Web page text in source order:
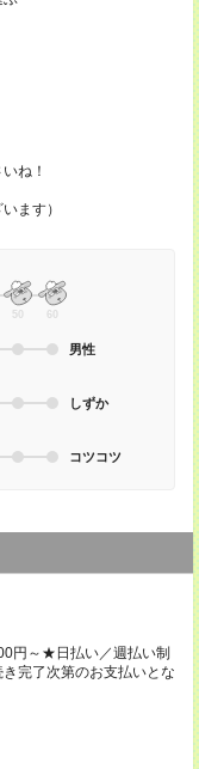
ね！
ます）
50 60
男性
しずか
コツコツ
円～★日払い／週払い制
完了次第のお支払いとな